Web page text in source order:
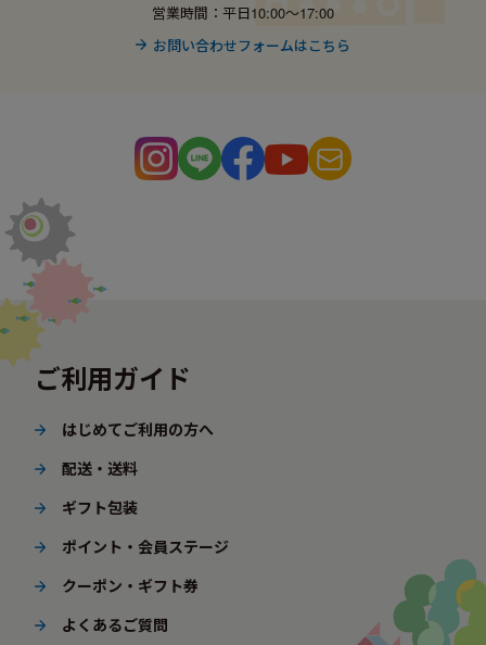
営業時間：平日10:00〜17:00
お問い合わせフォームはこちら
ご利用ガイド
はじめてご利用の方へ
配送・送料
ギフト包装
ポイント・会員ステージ
クーポン・ギフト券
よくあるご質問